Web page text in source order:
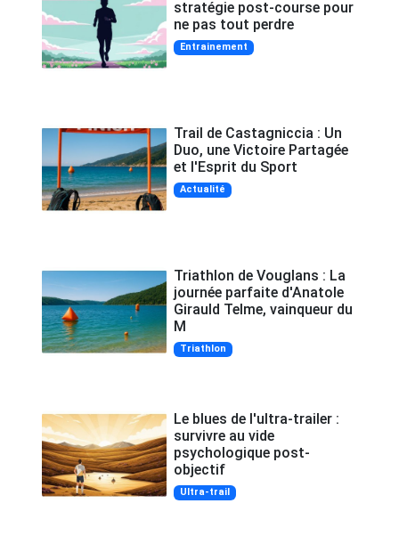
stratégie post-course pour
ne pas tout perdre
Entrainement
Trail de Castagniccia : Un
Duo, une Victoire Partagée
et l'Esprit du Sport
Actualité
Triathlon de Vouglans : La
journée parfaite d'Anatole
Girauld Telme, vainqueur du
M
Triathlon
Le blues de l'ultra-trailer :
survivre au vide
psychologique post-
objectif
Ultra-trail